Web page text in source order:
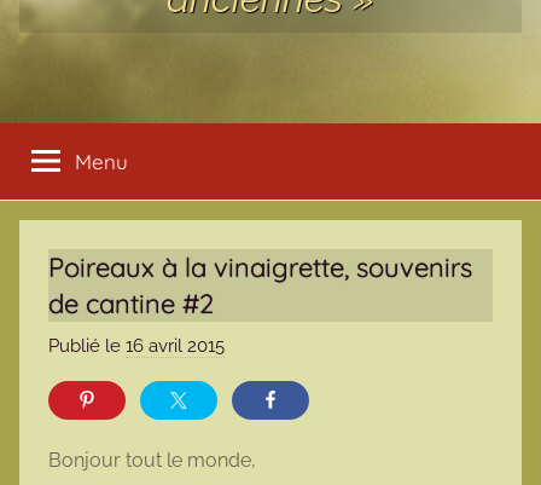
Menu
Poireaux à la vinaigrette, souvenirs
de cantine #2
Publié le 16 avril 2015
a
Bonjour tout le monde,